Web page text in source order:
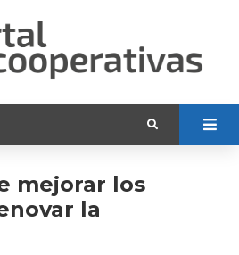
mejorar los
la